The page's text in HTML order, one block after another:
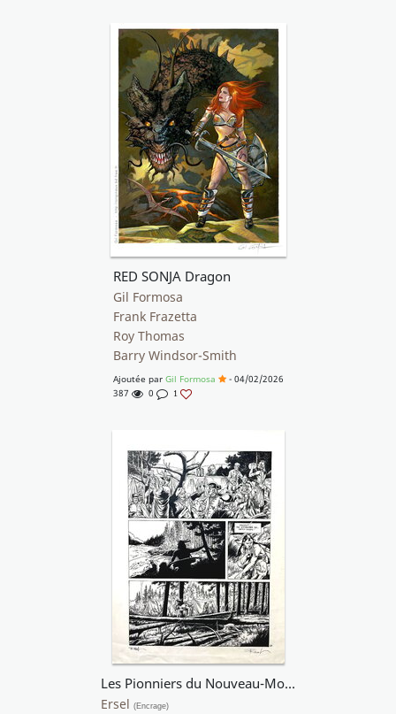
RED SONJA Dragon
Gil Formosa
Frank Frazetta
Roy Thomas
Barry Windsor-Smith
Ajoutée par Gil Formosa
- 04/02/2026
387
0 1
Les Pionniers du Nouveau-Monde T16 : La Vallée bleue
Ersel (Encrage)